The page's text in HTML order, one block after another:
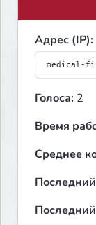
Адрес (IP):
Голоса: 2
Время
Среднее